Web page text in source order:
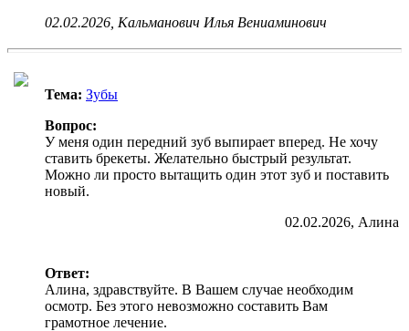
02.02.2026, Кальманович Илья Вениаминович
Тема: Зубы
Вопрос:
У меня один передний зуб выпирает вперед. Не хочу
ставить брекеты. Желательно быстрый результат.
Можно ли просто вытащить один этот зуб и поставить
новый.
02.02.2026, Алина
Ответ:
Алина, здравствуйте. В Вашем случае необходим
осмотр. Без этого невозможно составить Вам
грамотное лечение.